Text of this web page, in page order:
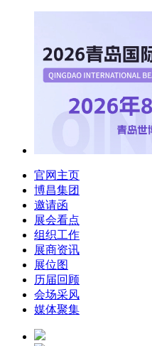
官网主页
博昌集团
邀请函
展会看点
组织工作
展商资讯
展位图
历届回顾
会场采风
媒体聚集